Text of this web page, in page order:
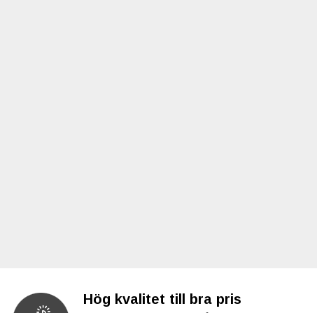
Hög kvalitet till bra pris